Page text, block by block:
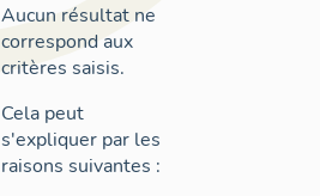
Aucun résultat ne
correspond aux
critères saisis.
Cela peut
s'expliquer par les
raisons suivantes :